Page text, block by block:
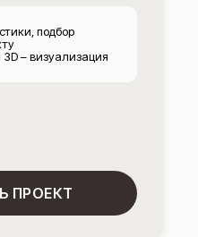
подбор
– визуализация
ПРОЕКТ